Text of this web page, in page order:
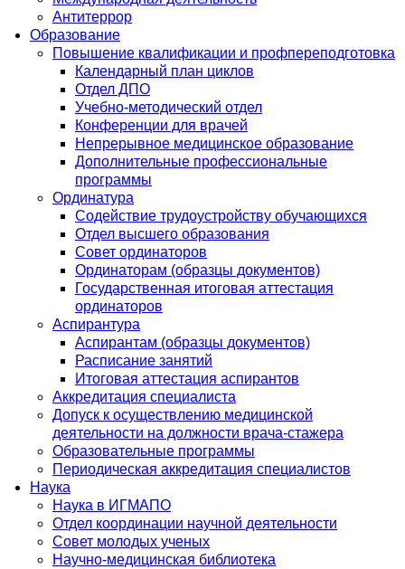
Антитеррор
Образование
Повышение квалификации и профпереподготовка
Календарный план циклов
Отдел ДПО
Учебно-методический отдел
Конференции для врачей
Непрерывное медицинское образование
Дополнительные профессиональные
программы
Ординатура
Содействие трудоустройству обучающихся
Отдел высшего образования
Совет ординаторов
Ординаторам (образцы документов)
Государственная итоговая аттестация
ординаторов
Аспирантура
Аспирантам (образцы документов)
Расписание занятий
Итоговая аттестация аспирантов
Аккредитация специалиста
Допуск к осуществлению медицинской
деятельности на должности врача-стажера
Образовательные программы
Периодическая аккредитация специалистов
Наука
Наука в ИГМАПО
Отдел координации научной деятельности
Совет молодых ученых
Научно-медицинская библиотека